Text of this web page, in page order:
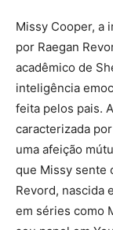
Missy Cooper, a
por Raegan
acadêmico de
inteligência
feita pelos pais.
caracterizada
uma afeição
que Missy sente
Revord, nascida
em séries como